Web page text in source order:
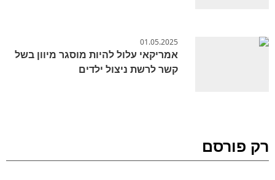
01.05.2025
אמריקאי עלול להיות מוסגר מיוון בשל
קשר לרשת ניצול ילדים
רק פורסם